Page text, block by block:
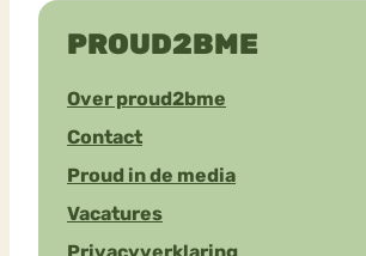
PROUD2BME
Over proud2bme
Contact
Proud in de media
Vacatures